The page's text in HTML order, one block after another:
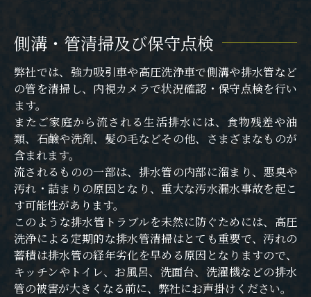
側溝・管清掃及び保守点検
弊社では、強力吸引車や高圧洗浄車で側溝や排水管など
の管を清掃し、内視カメラで状況確認・保守点検を行い
ます。
またご家庭から流される生活排水には、食物残差や油
類、石鹼や洗剤、髪の毛などその他、さまざまなものが
含まれます。
流されるものの一部は、排水管の内部に溜まり、悪臭や
汚れ・詰まりの原因となり、重大な汚水漏水事故を起こ
す可能性があります。
このような排水管トラブルを未然に防ぐためには、高圧
洗浄による定期的な排水管清掃はとても重要で、汚れの
蓄積は排水管の経年劣化を早める原因となりますので、
キッチンやトイレ、お風呂、洗面台、洗濯機などの排水
管の被害が大きくなる前に、弊社にお声掛けください。